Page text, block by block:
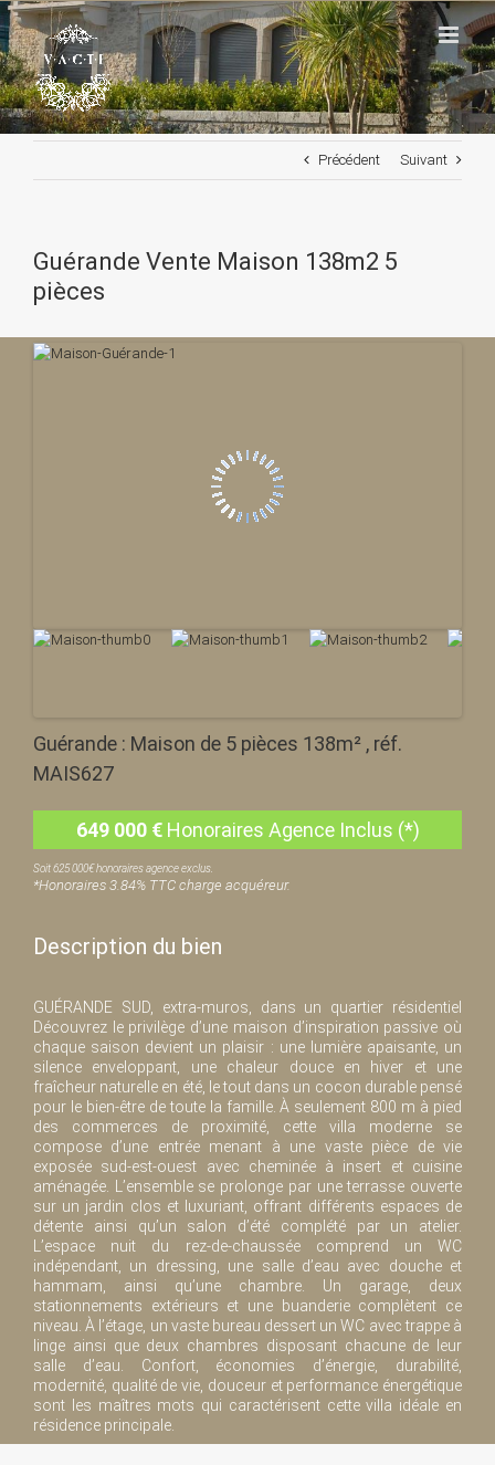
Passer
au
contenu
Précédent Suivant
Guérande Vente Maison 138m2 5
pièces
Guérande : Maison de 5 pièces 138m² , réf.
MAIS627
649 000€ Honoraires Agence Inclus (*)
Soit 625 000€ honoraires agence exclus.
*Honoraires 3.84% TTC charge acquéreur.
Description du bien
GUÉRANDE SUD, extra-muros, dans un quartier résidentiel
Découvrez le privilège d’une maison d’inspiration passive où
chaque saison devient un plaisir : une lumière apaisante, un
silence enveloppant, une chaleur douce en hiver et une
fraîcheur naturelle en été, le tout dans un cocon durable pensé
pour le bien-être de toute la famille. À seulement 800 m à pied
des commerces de proximité, cette villa moderne se
compose d’une entrée menant à une vaste pièce de vie
exposée sud-est-ouest avec cheminée à insert et cuisine
aménagée. L’ensemble se prolonge par une terrasse ouverte
sur un jardin clos et luxuriant, offrant différents espaces de
détente ainsi qu’un salon d’été complété par un atelier.
L’espace nuit du rez-de-chaussée comprend un WC
indépendant, un dressing, une salle d’eau avec douche et
hammam, ainsi qu’une chambre. Un garage, deux
stationnements extérieurs et une buanderie complètent ce
niveau. À l’étage, un vaste bureau dessert un WC avec trappe à
linge ainsi que deux chambres disposant chacune de leur
salle d’eau. Confort, économies d’énergie, durabilité,
modernité, qualité de vie, douceur et performance énergétique
sont les maîtres mots qui caractérisent cette villa idéale en
résidence principale.